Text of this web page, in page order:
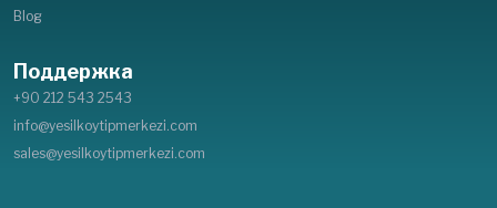
Blog
Поддержка
+90 212 543 2543
info@yesilkoytipmerkezi.com
sales@yesilkoytipmerkezi.com